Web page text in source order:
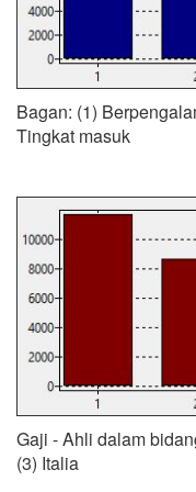
Bagan: (1)
Tingkat masuk
Gaji - Ahli dalam
(3) Italia